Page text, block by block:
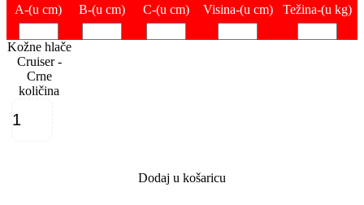
A-(u cm) B-(u cm) C-(u cm) Visina-(u cm) Težina-(u kg)
Kožne hlače
Cruiser -
Crne
količina
Dodaj u košaricu